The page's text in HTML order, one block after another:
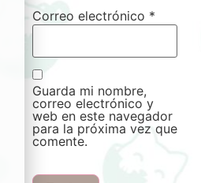
Correo electrónico *
Guarda mi nombre,
correo electrónico y
web en este navegador
para la próxima vez que
comente.